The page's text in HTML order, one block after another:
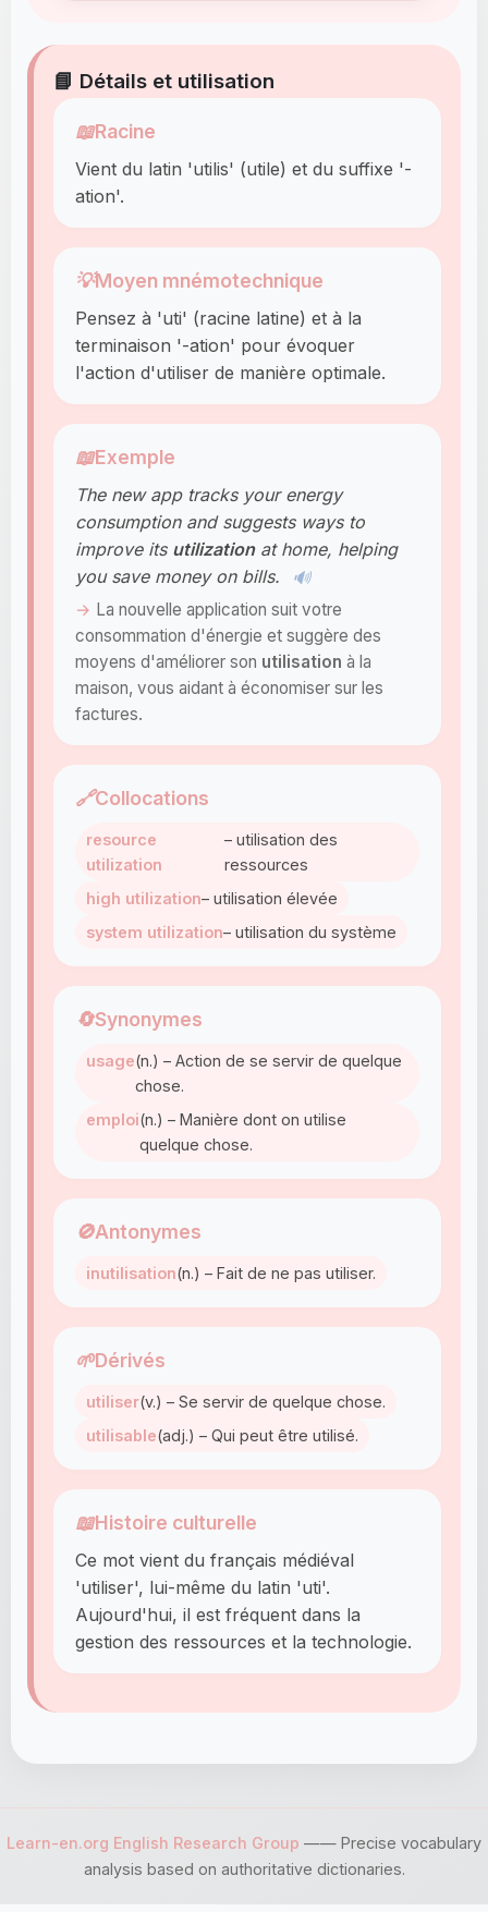
📘 Détails et utilisation
📖Racine
Vient du latin 'utilis' (utile) et du suffixe '-
ation'.
💡Moyen mnémotechnique
Pensez à 'uti' (racine latine) et à la
terminaison '-ation' pour évoquer
l'action d'utiliser de manière optimale.
📖Exemple
The new app tracks your energy
consumption and suggests ways to
improve its utilizationat home, helping
you save money on bills.
🔊
La nouvelle application suit votre
consommation d'énergie et suggère des
moyens d'améliorer son utilisation à la
maison, vous aidant à économiser sur les
factures.
🔗Collocations
resource
utilization
– utilisation des
ressources
high utilization– utilisation élevée
system utilization– utilisation du système
🔄Synonymes
usage(n.) – Action de se servir de quelque
chose.
emploi(n.) – Manière dont on utilise
quelque chose.
🚫Antonymes
inutilisation(n.) – Fait de ne pas utiliser.
🌱Dérivés
utiliser(v.) – Se servir de quelque chose.
utilisable(adj.) – Qui peut être utilisé.
📖Histoire culturelle
Ce mot vient du français médiéval
'utiliser', lui-même du latin 'uti'.
Aujourd'hui, il est fréquent dans la
gestion des ressources et la technologie.
Learn-en.org English Research Group —— Precise vocabulary
analysis based on authoritative dictionaries.